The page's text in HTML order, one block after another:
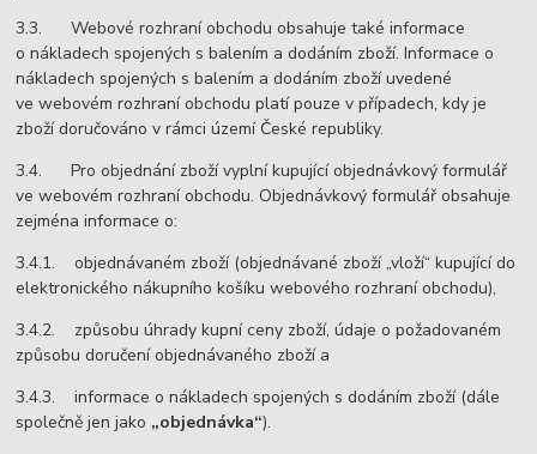
3.3. Webové rozhraní obchodu obsahuje také informace
o nákladech spojených s balením a dodáním zboží. Informace o
nákladech spojených s balením a dodáním zboží uvedené
ve webovém rozhraní obchodu platí pouze v případech, kdy je
zboží doručováno v rámci území České republiky.
3.4. Pro objednání zboží vyplní kupující objednávkový formulář
ve webovém rozhraní obchodu. Objednávkový formulář obsahuje
zejména informace o:
3.4.1. objednávaném zboží (objednávané zboží „vloží“ kupující do
elektronického nákupního košíku webového rozhraní obchodu),
3.4.2. způsobu úhrady kupní ceny zboží, údaje o požadovaném
způsobu doručení objednávaného zboží a
3.4.3. informace o nákladech spojených s dodáním zboží (dále
společně jen jako „objednávka“).